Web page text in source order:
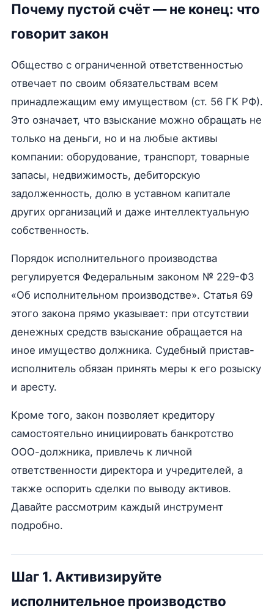
Почему пустой счёт — не конец: что
говорит закон
Общество с ограниченной ответственностью
отвечает по своим обязательствам всем
принадлежащим ему имуществом (ст. 56 ГК РФ).
Это означает, что взыскание можно обращать не
только на деньги, но и на любые активы
компании: оборудование, транспорт, товарные
запасы, недвижимость, дебиторскую
задолженность, долю в уставном капитале
других организаций и даже интеллектуальную
собственность.
Порядок исполнительного производства
регулируется Федеральным законом № 229-ФЗ
«Об исполнительном производстве». Статья 69
этого закона прямо указывает: при отсутствии
денежных средств взыскание обращается на
иное имущество должника. Судебный пристав-
исполнитель обязан принять меры к его розыску
и аресту.
Кроме того, закон позволяет кредитору
самостоятельно инициировать банкротство
ООО-должника, привлечь к личной
ответственности директора и учредителей, а
также оспорить сделки по выводу активов.
Давайте рассмотрим каждый инструмент
подробно.
Шаг 1. Активизируйте
исполнительное производство